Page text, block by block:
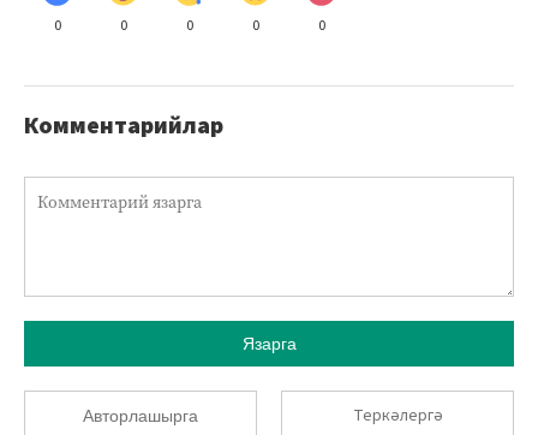
0 0 0 0 0
Комментарийлар
Язарга
Авторлашырга Теркәлергә